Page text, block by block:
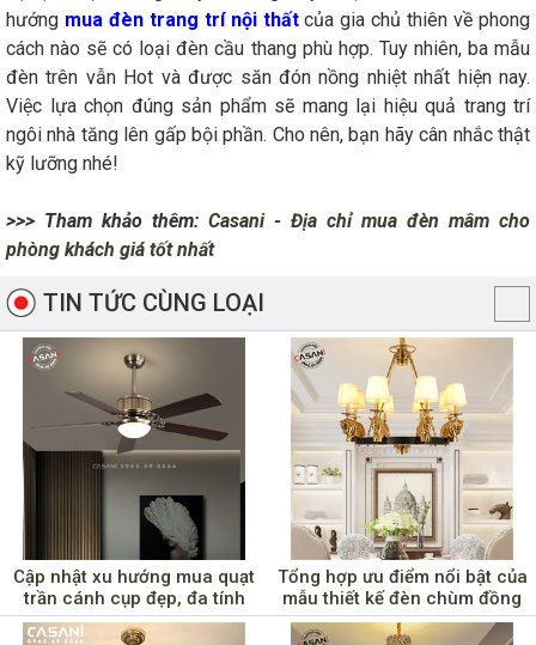
hướng mua đèn trang trí nội thấtcủa gia chủ thiên về phong
cách nào sẽ có loại đèn cầu thang phù hợp. Tuy nhiên, ba mẫu
đèn trên vẫn Hot và được săn đón nồng nhiệt nhất hiện nay.
Việc lựa chọn đúng sản phẩm sẽ mang lại hiệu quả trang trí
ngôi nhà tăng lên gấp bội phần. Cho nên, bạn hãy cân nhắc thật
kỹ lưỡng nhé!
>>> Tham khảo thêm: Casani - Địa chỉ mua đèn mâm cho
phòng khách giá tốt nhất
TIN TỨC CÙNG LOẠI
Cập nhật xu hướng mua quạt
trần cánh cụp đẹp, đa tính
năng năm 2022
Tổng hợp ưu điểm nổi bật của
mẫu thiết kế đèn chùm đồng